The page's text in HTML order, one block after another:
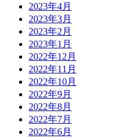
2023年4月
2023年3月
2023年2月
2023年1月
2022年12月
2022年11月
2022年10月
2022年9月
2022年8月
2022年7月
2022年6月